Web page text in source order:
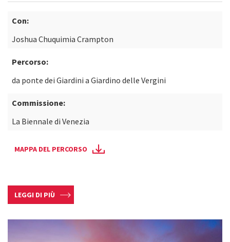
Con:
Joshua Chuquimia Crampton
Percorso:
da ponte dei Giardini a Giardino delle Vergini
Commissione:
La Biennale di Venezia
MAPPA DEL PERCORSO
LEGGI DI PIÙ